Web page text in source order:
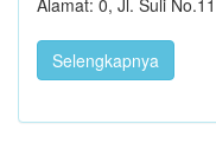
Selengkapnya